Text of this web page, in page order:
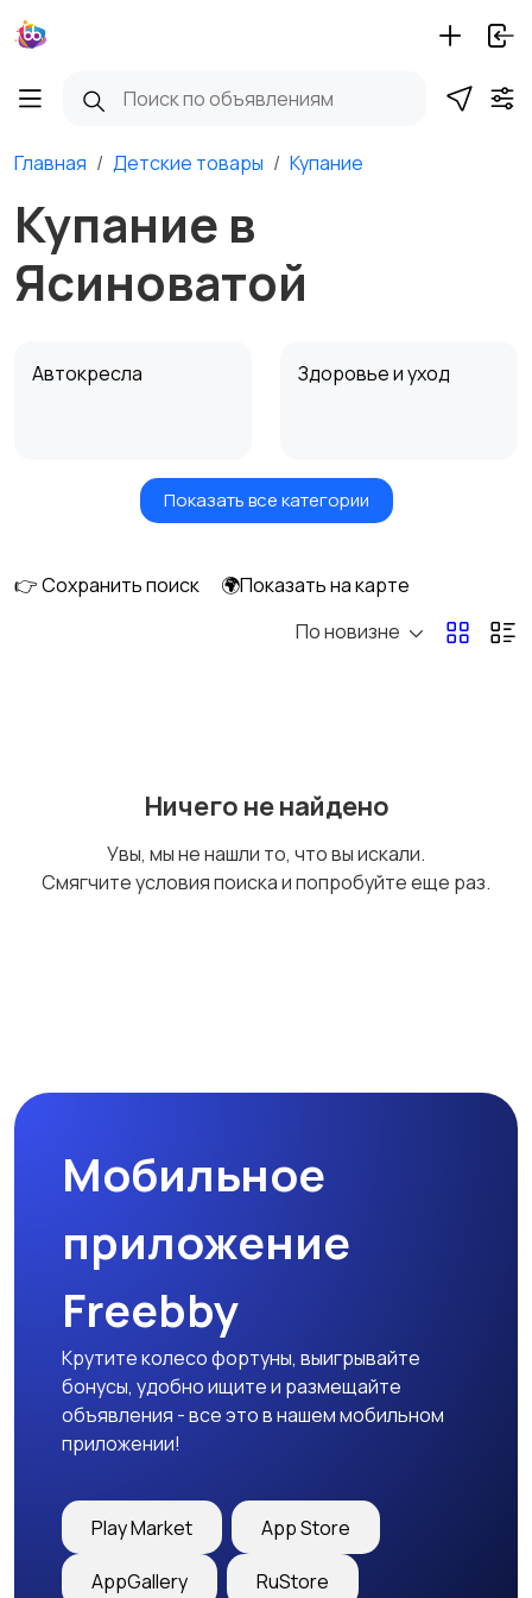
Главная Детские товары Купание
Купание в
Ясиноватой
Автокресла Здоровье и уход
Игрушки и игры Детские коляски
Купание
Детская одежда Детская обувь
Детский транспорт
Показать все категории
👉 Сохранить поиск
🌍Показать на карте
По новизне
Ничего не найдено
Увы, мы не нашли то, что вы искали.
Смягчите условия поиска и попробуйте еще раз.
Мобильное
приложение
Freebby
Крутите колесо фортуны, выигрывайте
бонусы, удобно ищите и размещайте
объявления - все это в нашем мобильном
приложении!
Play Market App Store
AppGallery RuStore